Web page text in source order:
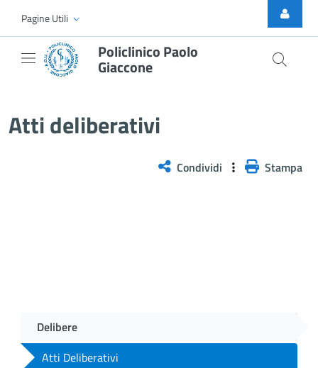
Skip to Main Content
Pagine Utili
Policlinico Paolo
Giaccone
Atti deliberativi
Condividi Stampa
Delibere
Atti Deliberativi